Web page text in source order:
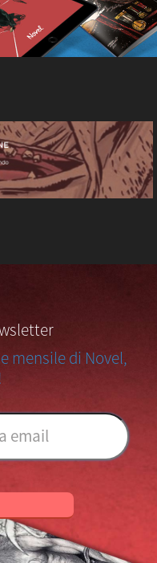
mensile di Novel,